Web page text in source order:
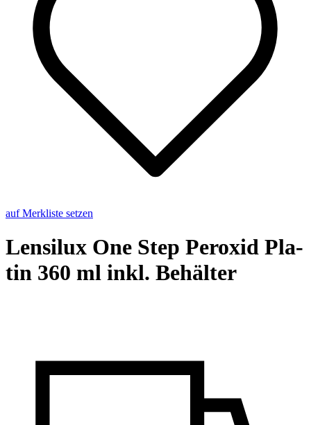
auf Merkliste setzen
Len­si­lux One Step Per­oxid Pla­
tin 360 ml inkl. Be­häl­ter